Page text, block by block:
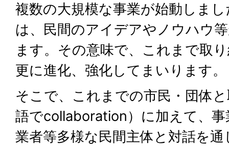
複数の大規模な事業が始動しま
は、民間のアイデアやノウハウ
ます。その意味で、これまで取
更に進化、強化してまいります。
そこで、これまでの市民・団体
語でcollaboration）に加えて、
業者等多様な民間主体と対話を